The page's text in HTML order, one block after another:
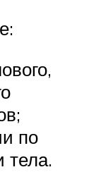
по
тела.